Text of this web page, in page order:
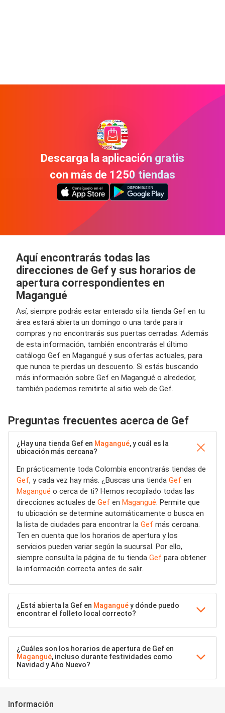
Descarga la aplicación gratis
con más de 1250 tiendas
Aquí encontrarás todas las
direcciones de Gef y sus horarios de
apertura correspondientes en
Magangué
Así, siempre podrás estar enterado si la tienda Gef en tu
área estará abierta un domingo o una tarde para ir
compras y no encontrarás sus puertas cerradas. Además
de esta información, también encontrarás el último
catálogo Gef en Magangué y sus ofertas actuales, para
que nunca te pierdas un descuento. Si estás buscando
más información sobre Gef en Magangué o alrededor,
también podemos remitirte al sitio web de Gef.
Preguntas frecuentes acerca de Gef
¿Hay una tienda Gef en Magangué, y cuál es la
ubicación más cercana?
En prácticamente toda Colombia encontrarás tiendas de
Gef, y cada vez hay más. ¿Buscas una tienda Gef en
Magangué o cerca de ti? Hemos recopilado todas las
direcciones actuales de Gef en Magangué. Permite que
tu ubicación se determine automáticamente o busca en
la lista de ciudades para encontrar la Gef más cercana.
Ten en cuenta que los horarios de apertura y los
servicios pueden variar según la sucursal. Por ello,
siempre consulta la página de tu tienda Gef para obtener
la información correcta antes de salir.
¿Está abierta la Gef en Maganguéy dónde puedo
encontrar el folleto local correcto?
¿Cuáles son los horarios de apertura de Gef en
Magangué, incluso durante festividades como
Navidad y Año Nuevo?
Información